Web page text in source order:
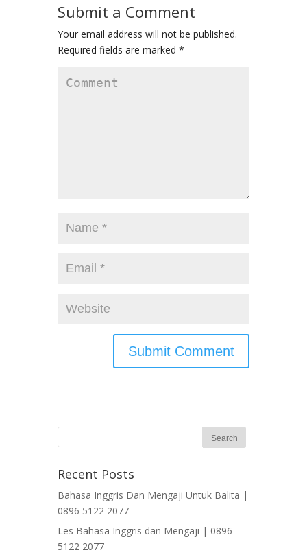
Submit a Comment
Your email address will not be published.
Required fields are marked *
Recent Posts
Bahasa Inggris Dan Mengaji Untuk Balita |
0896 5122 2077
Les Bahasa Inggris dan Mengaji | 0896
5122 2077